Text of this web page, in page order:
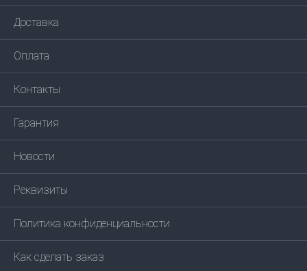
Доставка
Оплата
Контакты
Гарантия
Новости
Реквизиты
Политика конфиденциальности
Как сделать заказ